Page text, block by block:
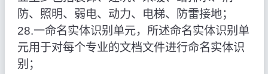
防、照明、弱电、动力、电梯、防雷接地；
28.一命名实体识别单元，所述命名实体识别单
元用于对每个专业的文档文件进行命名实体识
别；